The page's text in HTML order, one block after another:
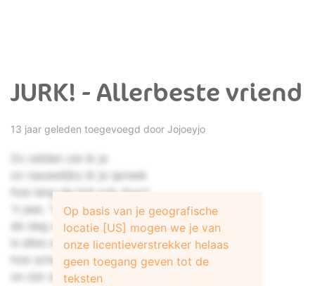
JURK! - Allerbeste vriend
13 jaar geleden toegevoegd door Jojoeyjo
Zo zelden zie ik je
zo nauwelijks ik je spreek
hoe lang de tijd ook duurt
'n jaar, 'n maand, 'n week
de dag dat wij weer samen
is alles als vanouds
hoe schaars ook de momenten
ze zijn altijd weer vertrouwd
Op basis van je geografische
locatie [US] mogen we je van
onze licentieverstrekker helaas
geen toegang geven tot de
teksten